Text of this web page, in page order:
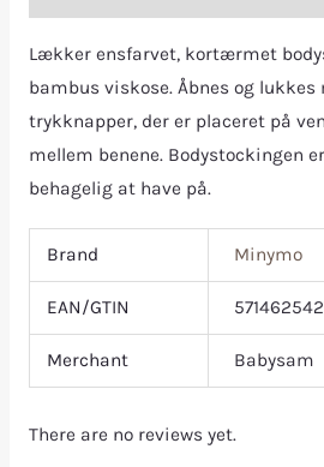
Lækker ensfarvet, kortærmet
bambus viskose. Åbnes og
trykknapper, der er placeret på
mellem benene. Bodystockingen
behagelig at have på.
Brand Minymo
EAN/GTIN
Merchant Babysam
There are no reviews yet.